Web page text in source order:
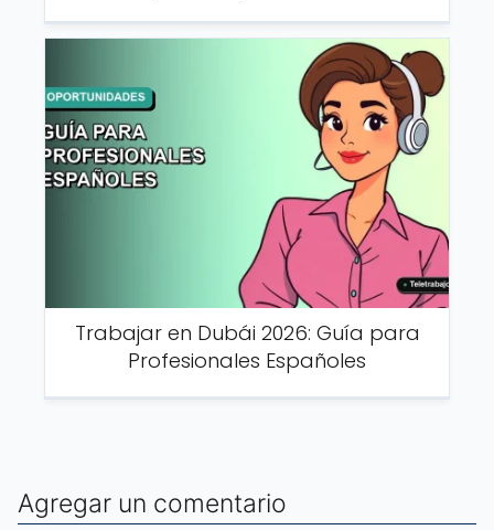
Trabajar en Dubái 2026: Guía para
Profesionales Españoles
Agregar un comentario